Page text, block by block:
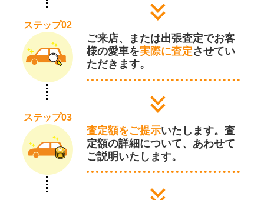
ステップ02
ご来店、または出張査定でお客
様の愛車を実際に査定させてい
ただきます。
ステップ03
査定額をご提示いたします。査
定額の詳細について、あわせて
ご説明いたします。